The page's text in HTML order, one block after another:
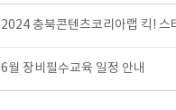
6월 장비필수교육 일정 안내